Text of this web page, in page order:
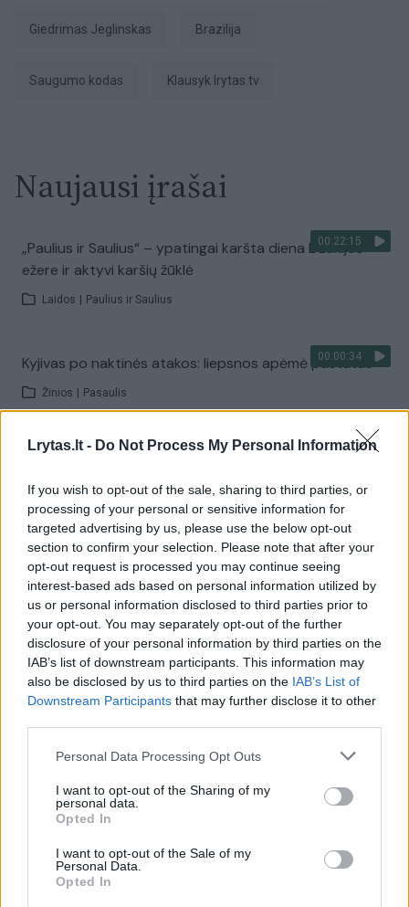
Lrytas.lt - Do Not Process My Personal Information
If you wish to opt-out of the sale, sharing to third parties, or
processing of your personal or sensitive information for
targeted advertising by us, please use the below opt-out
section to confirm your selection. Please note that after your
opt-out request is processed you may continue seeing
interest-based ads based on personal information utilized by
us or personal information disclosed to third parties prior to
your opt-out. You may separately opt-out of the further
disclosure of your personal information by third parties on the
IAB’s list of downstream participants. This information may
also be disclosed by us to third parties on the IAB’s List of
Downstream Participants that may further disclose it to other
Personal Data Processing Opt Outs
I want to opt-out of the Sharing of my
personal data.
Opted In
I want to opt-out of the Sale of my
Personal Data.
Opted In
Giedrimas Jeglinskas Brazilija
Saugumo kodas Klausyk lrytas.tv
Naujausi įrašai
00:22:15
„Paulius ir Saulius“ – ypatingai karšta diena Dzūkijos
ežere ir aktyvi karšių žūklė
Laidos Paulius ir Saulius
00:00:34
Kyjivas po naktinės atakos: liepsnos apėmė pastatus
Žinios Pasaulis
00:22:27
„Kelionės tikslas“ – Birštono ir Širvintų atradimai
Laidos | Kelionės tikslas
00:21:56
Kai neveikia technologijos: kaip orientuotis, judėti ir
priimti sprendimus krizės metu?
Laidos | Išlikti rytojui
Visi įrašai
Žiūrimiausi įrašai
00:00:30
Vaizdai iš tragiškos avarijos Vilniaus r.: dviejų moterų ir
Žinios | Lietuvos diena